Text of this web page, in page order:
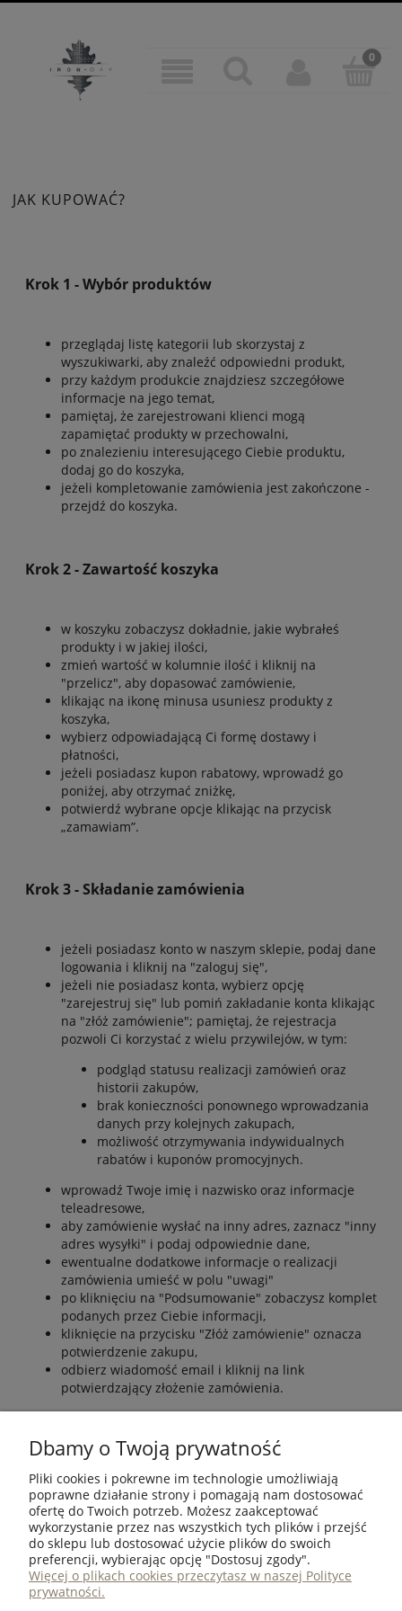
JAK KUPOWAĆ?
Krok 1 - Wybór produktów
przeglądaj listę kategorii lub skorzystaj z
wyszukiwarki, aby znaleźć odpowiedni produkt,
przy każdym produkcie znajdziesz szczegółowe
informacje na jego temat,
pamiętaj, że zarejestrowani klienci mogą
zapamiętać produkty w przechowalni,
po znalezieniu interesującego Ciebie produktu,
dodaj go do koszyka,
jeżeli kompletowanie zamówienia jest zakończone -
przejdź do koszyka.
Krok 2 - Zawartość koszyka
w koszyku zobaczysz dokładnie, jakie wybrałeś
produkty i w jakiej ilości,
zmień wartość w kolumnie ilość i kliknij na
"przelicz", aby dopasować zamówienie,
klikając na ikonę minusa usuniesz produkty z
koszyka,
wybierz odpowiadającą Ci formę dostawy i
płatności,
jeżeli posiadasz kupon rabatowy, wprowadź go
poniżej, aby otrzymać zniżkę,
potwierdź wybrane opcje klikając na przycisk
„zamawiam”.
Krok 3 - Składanie zamówienia
jeżeli posiadasz konto w naszym sklepie, podaj dane
logowania i kliknij na "zaloguj się",
jeżeli nie posiadasz konta, wybierz opcję
"zarejestruj się" lub pomiń zakładanie konta klikając
na "złóż zamówienie"; pamiętaj, że rejestracja
pozwoli Ci korzystać z wielu przywilejów, w tym:
podgląd statusu realizacji zamówień oraz
historii zakupów,
brak konieczności ponownego wprowadzania
danych przy kolejnych zakupach,
możliwość otrzymywania indywidualnych
rabatów i kuponów promocyjnych.
wprowadź Twoje imię i nazwisko oraz informacje
teleadresowe,
aby zamówienie wysłać na inny adres, zaznacz "inny
adres wysyłki" i podaj odpowiednie dane,
ewentualne dodatkowe informacje o realizacji
zamówienia umieść w polu "uwagi"
po kliknięciu na "Podsumowanie" zobaczysz komplet
podanych przez Ciebie informacji,
kliknięcie na przycisku "Złóż zamówienie" oznacza
potwierdzenie zakupu,
odbierz wiadomość email i kliknij na link
potwierdzający złożenie zamówienia.
Pamiętaj, że zarejestrowani klienci mogą w swoim koncie
śledzić status realizacji złożonych zamówień.
ZAKUPY
POMOC
Dbamy o Twoją prywatność
Pliki cookies i pokrewne im technologie umożliwiają
poprawne działanie strony i pomagają nam dostosować
ofertę do Twoich potrzeb. Możesz zaakceptować
wykorzystanie przez nas wszystkich tych plików i przejść
do sklepu lub dostosować użycie plików do swoich
preferencji, wybierając opcję "Dostosuj zgody".
Więcej o plikach cookies przeczytasz w naszej Polityce
prywatności.